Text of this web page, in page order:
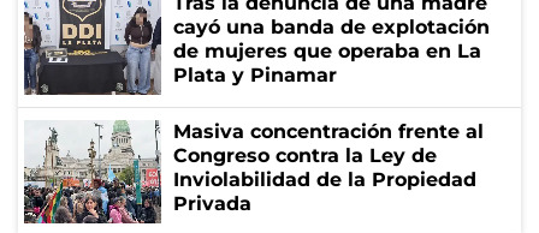
cayó una banda de explotación
de mujeres que operaba en La
Plata y Pinamar
Masiva concentración frente al
Congreso contra la Ley de
Inviolabilidad de la Propiedad
Privada